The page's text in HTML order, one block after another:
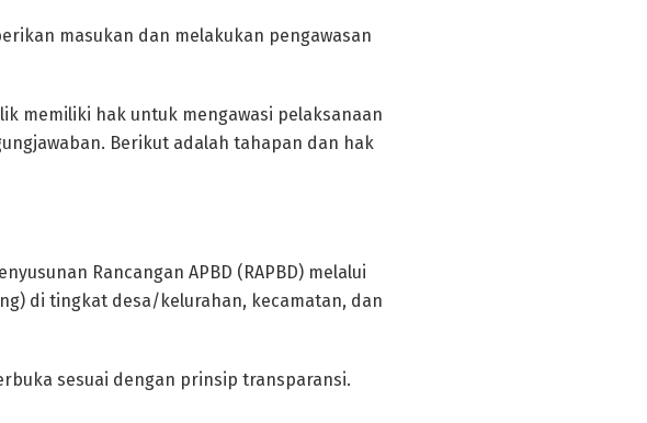
masukan dan melakukan pengawasan
memiliki hak untuk mengawasi pelaksanaan
Berikut adalah tahapan dan hak
Rancangan APBD (RAPBD) melalui
di tingkat desa/kelurahan, kecamatan, dan
sesuai dengan prinsip transparansi.